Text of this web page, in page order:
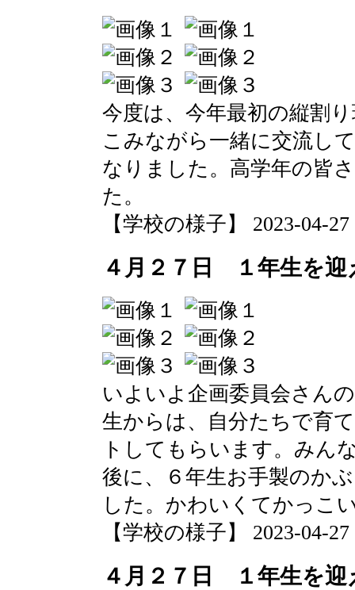
今度は、今年最初の縦割
こみながら一緒に交流し
なりました。高学年の皆
た。
【学校の様子】 2023-04-
４月２７日 １年生を迎
いよいよ企画委員会さん
生からは、自分たちで育
トしてもらいます。みん
後に、６年生お手製のか
した。かわいくてかっこ
【学校の様子】 2023-04-
４月２７日 １年生を迎